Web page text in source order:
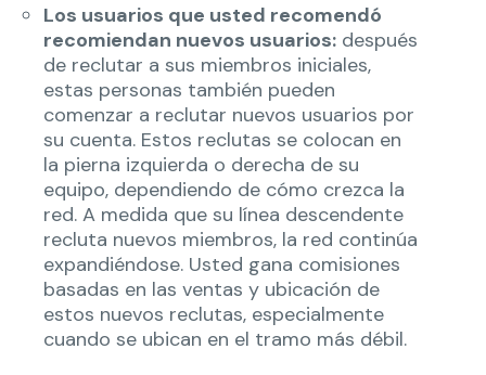
Los usuarios que usted recomendó
recomiendan nuevos usuarios: después
de reclutar a sus miembros iniciales,
estas personas también pueden
comenzar a reclutar nuevos usuarios por
su cuenta. Estos reclutas se colocan en
la pierna izquierda o derecha de su
equipo, dependiendo de cómo crezca la
red. A medida que su línea descendente
recluta nuevos miembros, la red continúa
expandiéndose. Usted gana comisiones
basadas en las ventas y ubicación de
estos nuevos reclutas, especialmente
cuando se ubican en el tramo más débil.